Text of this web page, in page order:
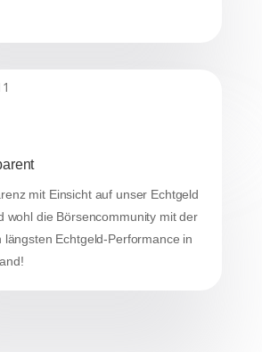
mit Einsicht auf unser Echtgeld
wohl die Börsencommunity mit der
längsten Echtgeld-Performance in